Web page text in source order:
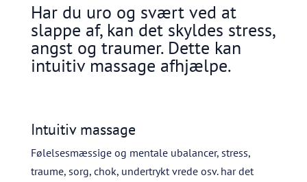
Har du uro og svært ved at
slappe af, kan det skyldes stress,
angst og traumer. Dette kan
intuitiv massage afhjælpe.
Intuitiv massage
Følelsesmæssige og mentale ubalancer, stress,
traume, sorg, chok, undertrykt vrede osv. har det